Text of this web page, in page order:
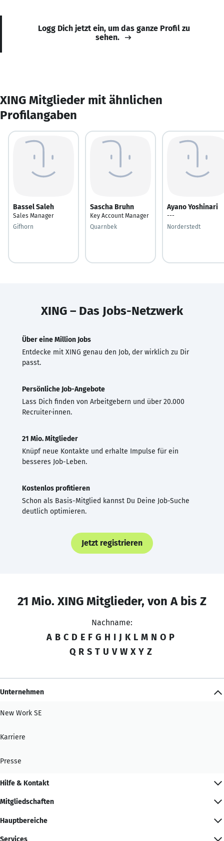
Logg Dich jetzt ein, um das ganze Profil zu
sehen.
XING Mitglieder mit ähnlichen
Profilangaben
Bassel Saleh
Sales Manager
Gifhorn
Sascha Bruhn
Key Account Manager
Quarnbek
Ayano Yoshinari
---
Norderstedt
XING – Das Jobs-Netzwerk
Über eine Million Jobs
Entdecke mit XING genau den Job, der wirklich zu Dir
passt.
Persönliche Job-Angebote
Lass Dich finden von Arbeitgebern und über 20.000
Recruiter·innen.
21 Mio. Mitglieder
Knüpf neue Kontakte und erhalte Impulse für ein
besseres Job-Leben.
Kostenlos profitieren
Schon als Basis-Mitglied kannst Du Deine Job-Suche
deutlich optimieren.
Jetzt registrieren
21 Mio. XING Mitglieder, von A bis Z
Nachname:
A B C D E F G H I J K L M N O P
Q R S T U V W X Y Z
Unternehmen
New Work SE
Karriere
Presse
Hilfe & Kontakt
Mitgliedschaften
Hauptbereiche
Services